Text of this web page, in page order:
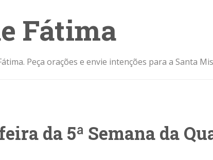
Fátima
Peça orações e envie intenções para a Santa
da 5ª Semana da